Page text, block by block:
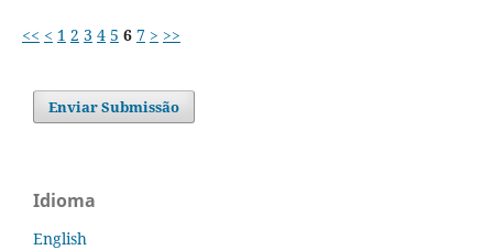
<< < 1 2 3 4 5 6 7 > >>
Enviar Submissão
Idioma
English